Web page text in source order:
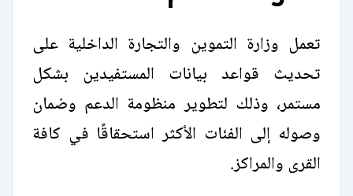
تعمل وزارة التموين والتجارة الداخلية على
تحديث قواعد بيانات المستفيدين بشكل
مستمر، وذلك لتطوير منظومة الدعم وضمان
وصوله إلى الفئات الأكثر استحقاقًا في كافة
القرى والمراكز.